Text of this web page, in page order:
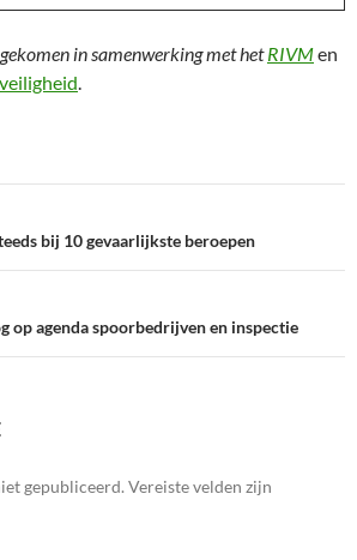
in samenwerking met hetRIVMen
.
bij 10 gevaarlijkste beroepen
op agenda spoorbedrijven en inspectie
gepubliceerd. Vereiste velden zijn